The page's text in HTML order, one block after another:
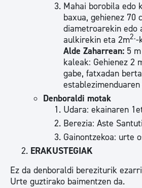
Mahai borobila edo
baxua, gehienez 70
diametroarekin edo
aulkirekin eta 2m2.-
Alde Zaharrean: 5
kaleak: Gehienez 2
gabe, fatxadan
Denboraldi motak
Udara: ekainaren
Berezia: Aste
Gainontzekoa: urte
ERAKUSTEGIAK
Ez da denboraldi bereziturik
Urte guztirako baimentzen da.